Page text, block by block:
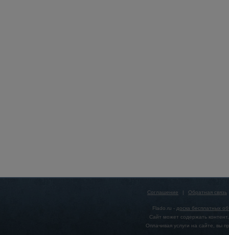
Соглашение | Обратная связь
Flado.ru - доска бесплатных
Сайт может содержать
Оплачивая услуги на сайте, вы